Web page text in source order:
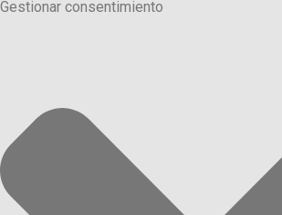
Gestionar consentimiento